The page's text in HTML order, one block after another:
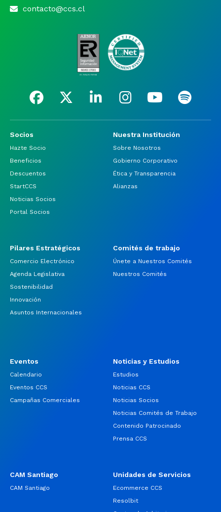
contacto@ccs.cl
Socios
Hazte Socio
Beneficios
Descuentos
StartCCS
Noticias Socios
Portal Socios
Nuestra Institución
Sobre Nosotros
Gobierno Corporativo
Ética y Transparencia
Alianzas
Pilares Estratégicos
Comercio Electrónico
Agenda Legislativa
Sostenibilidad
Innovación
Asuntos Internacionales
Comités de trabajo
Únete a Nuestros Comités
Nuestros Comités
Eventos
Calendario
Eventos CCS
Campañas Comerciales
Noticias y Estudios
Estudios
Noticias CCS
Noticias Socios
Noticias Comités de Trabajo
Contenido Patrocinado
Prensa CCS
CAM Santiago
CAM Santiago
Unidades de Servicios
Ecommerce CCS
Resolbit